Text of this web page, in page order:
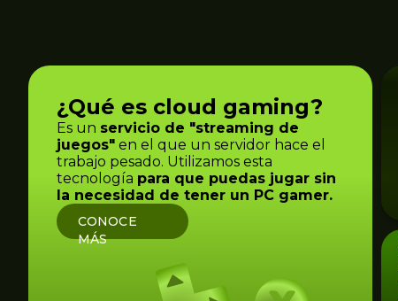
¿Qué es cloud gaming?
Es un servicio de "streaming de
juegos" en el que un servidor hace el
trabajo pesado. Utilizamos esta
tecnología para que puedas jugar sin
la necesidad de tener un PC gamer.
CONOCE
MÁS